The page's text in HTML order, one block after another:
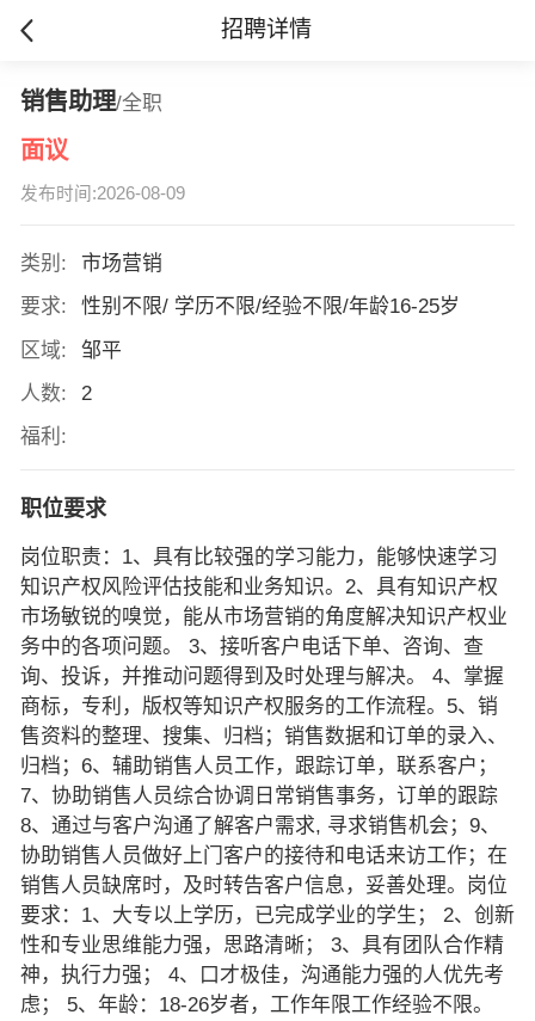
招聘详情
销售助理/全职
面议
发布时间:2026-08-09
类别:
市场营销
要求:
性别不限/ 学历不限/经验不限/年龄16-25岁
区域:
邹平
人数:
2
福利:
职位要求
岗位职责：1、具有比较强的学习能力，能够快速学习
知识产权风险评估技能和业务知识。2、具有知识产权
市场敏锐的嗅觉，能从市场营销的角度解决知识产权业
务中的各项问题。 3、接听客户电话下单、咨询、查
询、投诉，并推动问题得到及时处理与解决。 4、掌握
商标，专利，版权等知识产权服务的工作流程。5、销
售资料的整理、搜集、归档；销售数据和订单的录入、
归档；6、辅助销售人员工作，跟踪订单，联系客户；
7、协助销售人员综合协调日常销售事务，订单的跟踪
8、通过与客户沟通了解客户需求, 寻求销售机会；9、
协助销售人员做好上门客户的接待和电话来访工作；在
销售人员缺席时，及时转告客户信息，妥善处理。岗位
要求：1、大专以上学历，已完成学业的学生； 2、创新
性和专业思维能力强，思路清晰； 3、具有团队合作精
神，执行力强； 4、口才极佳，沟通能力强的人优先考
虑； 5、年龄：18-26岁者，工作年限工作经验不限。